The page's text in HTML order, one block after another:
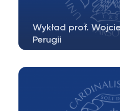
Wykład prof.
Perugii